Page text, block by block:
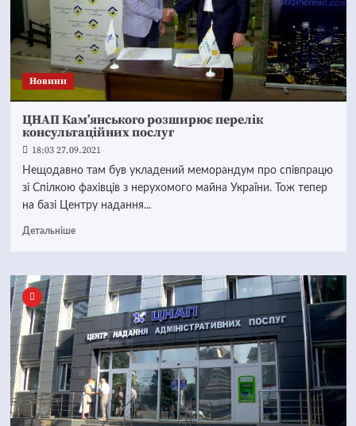
Новини
ЦНАП Кам’янського розширює перелік
консультаційних послуг
18:03 27.09.2021
Нещодавно там був укладений меморандум про співпрацю
зі Спілкою фахівців з нерухомого майна України. Тож тепер
на базі Центру надання...
Детальніше